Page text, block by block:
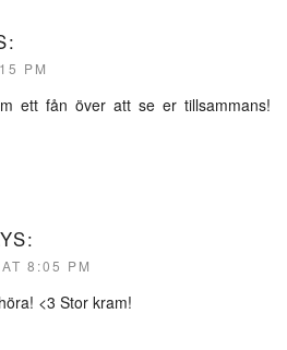
PM
ett fån över att se er tillsammans!
8:05 PM
<3 Stor kram!